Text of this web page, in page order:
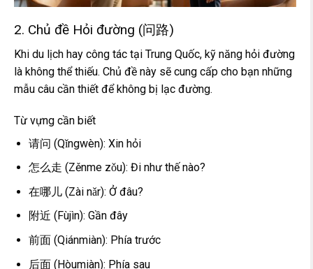
2. Chủ đề Hỏi đường (问路)
Khi du lịch hay công tác tại Trung Quốc, kỹ năng hỏi đường
là không thể thiếu. Chủ đề này sẽ cung cấp cho bạn những
mẫu câu cần thiết để không bị lạc đường.
Từ vựng cần biết
请问 (Qǐngwèn): Xin hỏi
怎么走 (Zěnme zǒu): Đi như thế nào?
在哪儿 (Zài nǎr): Ở đâu?
附近 (Fùjìn): Gần đây
前面 (Qiánmiàn): Phía trước
后面 (Hòumiàn): Phía sau